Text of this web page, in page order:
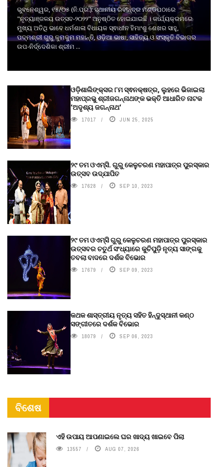
ଭୁବନେଶ୍ୱର, ୧୫/୦୫ (ନି.ପ୍ର.): ସ୍ଥାନୀୟ ରବୀନ୍ଦ୍ର ମଣ୍ଡପଠାରେ
"ନୃତ୍ୟାଞ୍ଜଳୟ ଉତ୍ସବ-୨୦୨୨" ଅନୁଷ୍ଠିତ ହୋଇଯାଇଛି । କାର୍ଯ୍ୟକ୍ରମରେ
ମୁଖ୍ୟ ଅତିଥି ଭାବେ ଧର୍ମଶାଳା ବିଧାୟକ ସ୍ଵାଧୀନ ହିମାଂଶୁ ଶେଖର ସାହୁ,
ପଦ୍ମଶ୍ରୀ ଗୁରୁ କୁମକୁମ ମହାନ୍ତି, ଓଡ଼ିଆ ଭାଷା, ସାହିତ୍ୟ ଓ ସଂସ୍କୃତି ବିଭାଗର
ଉପ-ନିର୍ଦ୍ଦେଶିକା ଶ୍ରୀମ ...
ଓଡ଼ିଶାଲିଙ୍କ୍ସର ୮ମ ସ୍ଵନକ୍ଷତ୍ର, ଲୁହରେ ଭିଜାଇଲା
ମହାପ୍ରଭୁ ଶ୍ରୀଜଗନ୍ନାଥଙ୍କ ଭକ୍ତି ଆଧାରିତ ନାଟକ
‘ଅଦୃଶ୍ୟ ଜଗନ୍ନାଥ‘
17017 JUN 25, 2025
୨୯ ତମ ଓଏମ୍‌ସି. ଗୁରୁ କେଳୁଚରଣ ମହାପାତ୍ର ପୁରସ୍କାର
ଉତ୍ସବ ଉଦ୍‍ଯାପିତ
17628 SEP 10, 2023
୨୯ ତମ ଓଏମ୍‌ସି ଗୁରୁ କେଳୁଚରଣ ମହାପାତ୍ର ପୁରସ୍କାର
ଉତ୍ସବର ଚତୁର୍ଥ ସଂଧ୍ୟାରେ କୁଚିପୁଡ଼ି ନୃତ୍ୟ ସାଙ୍ଗକୁ
ତବଲା ବାଦରେ ଦର୍ଶକ ବିଭୋର
17679 SEP 09, 2023
କଥକ ଶାସ୍ତ୍ରୀୟ ନୃତ୍ୟ ସହିତ ହିନ୍ଦୁସ୍ଥାନୀ କଣ୍ଠ
ସଙ୍ଗୀତରେ ଦର୍ଶକ ବିଭୋର
18079 SEP 06, 2023
ବିଶେଷ
ଏହି ଉପାୟ ଆପଣାଇଲେ ଘର ଖାଦ୍ୟ ଖାଇବେ ପିଲା
13557 AUG 07, 2026